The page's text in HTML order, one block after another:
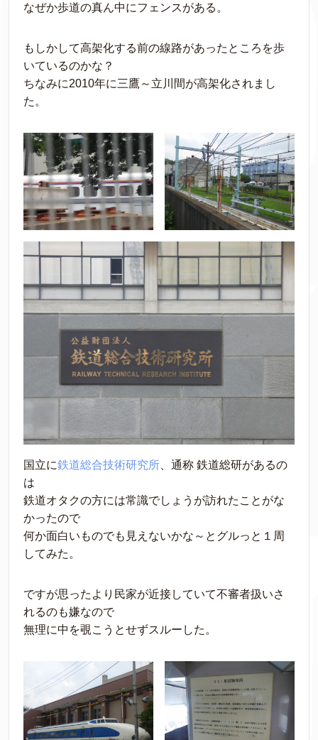
なぜか歩道の真ん中にフェンスがある。
もしかして高架化する前の線路があったところを歩
いているのかな？
ちなみに2010年に三鷹～立川間が高架化されまし
た。
国立に鉄道総合技術研究所 、通称 鉄道総研があるの
は
鉄道オタクの方には常識でしょうが訪れたことがな
かったので
何か面白いものでも見えないかな～とグルっと１周
してみた。
ですが思ったより民家が近接していて不審者扱いさ
れるのも嫌なので
無理に中を覗こうとせずスルーした。